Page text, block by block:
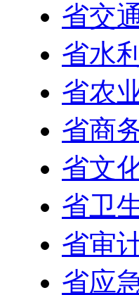
省交
省水
省农
省商
省文
省卫
省审
省应